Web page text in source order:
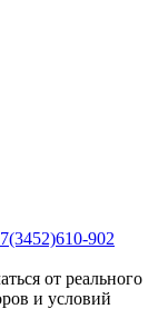
902
от реального
и условий